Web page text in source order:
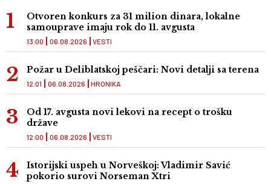
Otvoren konkurs za 31 milion dinara, lokalne
samouprave imaju rok do 11. avgusta
VESTI
13:00 06.08.2026
Požar u Deliblatskoj peščari: Novi detalji sa terena
HRONIKA
12:01 06.08.2026
Od 17. avgusta novi lekovi na recept o trošku
države
VESTI
12:00 06.08.2026
Istorijski uspeh u Norveškoj: Vladimir Savić
pokorio surovi Norseman Xtri